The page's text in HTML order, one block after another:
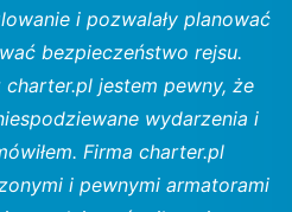
i pozwalały planować
bezpieczeństwo rejsu.
jestem pewny, że
wydarzenia i
Firma charter.pl
i pewnymi armatorami